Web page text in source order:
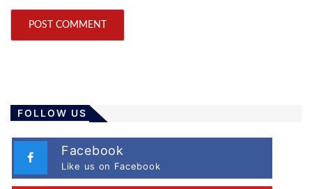
FOLLOW US
Facebook
Like us on Facebook